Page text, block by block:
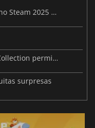
Lançamento da Promoção de inverno Steam 2025 com grandes poupanças em toda a loja
A Fanatical August 2025 Platinum Collection permite-lhe escolher entre 17 títulos para PC
surpresas